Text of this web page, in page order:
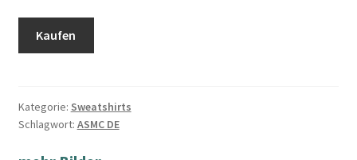
Kaufen
Kategorie: Sweatshirts
Schlagwort: ASMC DE